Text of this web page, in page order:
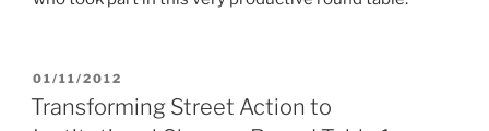
POSTED
ON
01/11/2012
Transforming Street Action to